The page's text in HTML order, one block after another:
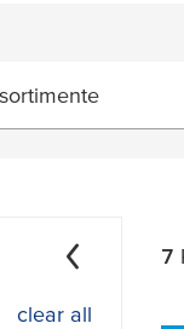
clear all
7